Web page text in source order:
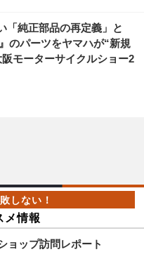
「純正部品の再定義」と
のパーツをヤマハが“新規
モーターサイクルショー2
メ情報
ョップ訪問レポート